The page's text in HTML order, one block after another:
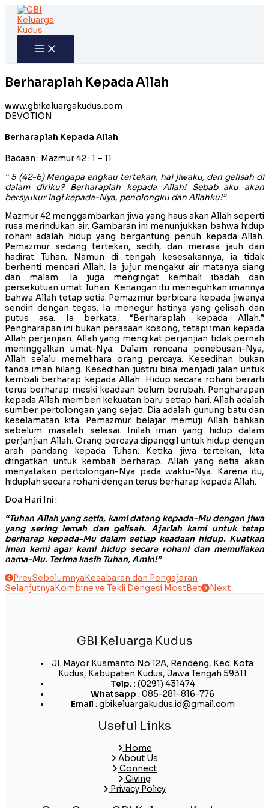
Skip
content
Berharaplah Kepada Allah
www.gbikeluargakudus.com
DEVOTION
Berharaplah Kepada Allah
Bacaan : Mazmur 42 : 1 – 11
“ 5 (42-6) Mengapa engkau tertekan, hai jiwaku, dan gelisah di
dalam diriku? Berharaplah kepada Allah! Sebab aku akan
bersyukur lagi kepada-Nya, penolongku dan Allahku!”
Mazmur 42 menggambarkan jiwa yang haus akan Allah seperti
rusa merindukan air. Gambaran ini menunjukkan bahwa hidup
rohani adalah hidup yang bergantung penuh kepada Allah.
Pemazmur sedang tertekan, sedih, dan merasa jauh dari
hadirat Tuhan. Namun di tengah kesesakannya, ia tidak
berhenti mencari Allah. Ia jujur mengakui air matanya siang
dan malam. Ia juga mengingat kembali ibadah dan
persekutuan umat Tuhan. Kenangan itu meneguhkan imannya
bahwa Allah tetap setia. Pemazmur berbicara kepada jiwanya
sendiri dengan tegas. Ia menegur hatinya yang gelisah dan
putus asa. Ia berkata, “Berharaplah kepada Allah.”
Pengharapan ini bukan perasaan kosong, tetapi iman kepada
Allah perjanjian. Allah yang mengikat perjanjian tidak pernah
meninggalkan umat-Nya. Dalam rencana penebusan-Nya,
Allah selalu memelihara orang percaya. Kesedihan bukan
tanda iman hilang. Kesedihan justru bisa menjadi jalan untuk
kembali berharap kepada Allah. Hidup secara rohani berarti
terus berharap meski keadaan belum berubah. Pengharapan
kepada Allah memberi kekuatan baru setiap hari. Allah adalah
sumber pertolongan yang sejati. Dia adalah gunung batu dan
keselamatan kita. Pemazmur belajar memuji Allah bahkan
sebelum masalah selesai. Inilah iman yang hidup dalam
perjanjian Allah. Orang percaya dipanggil untuk hidup dengan
arah pandang kepada Tuhan. Ketika jiwa tertekan, kita
diingatkan untuk kembali berharap. Allah yang setia akan
menyatakan pertolongan-Nya pada waktu-Nya. Karena itu,
hiduplah secara rohani dengan terus berharap kepada Allah.
Doa Hari Ini :
“Tuhan Allah yang setia, kami datang kepada-Mu dengan jiwa
yang sering lemah dan gelisah. Ajarlah kami untuk tetap
berharap kepada-Mu dalam setiap keadaan hidup. Kuatkan
iman kami agar kami hidup secara rohani dan memuliakan
nama-Mu. Terima kasih Tuhan, Amin!”
PrevSebelumnya Kesabaran dan Pengajaran
Selanjutnya Kombine ve Tekli Dengesi MostBet Next
GBI Keluarga Kudus
Jl. Mayor Kusmanto No.12A, Rendeng, Kec. Kota
Kudus, Kabupaten Kudus, Jawa Tengah 59311
Telp. : (0291) 431474
Whatsapp : 085-281-816-776
Email : gbikeluargakudus.id@gmail.com
Useful Links
Home
About Us
Connect
Giving
Privacy Policy